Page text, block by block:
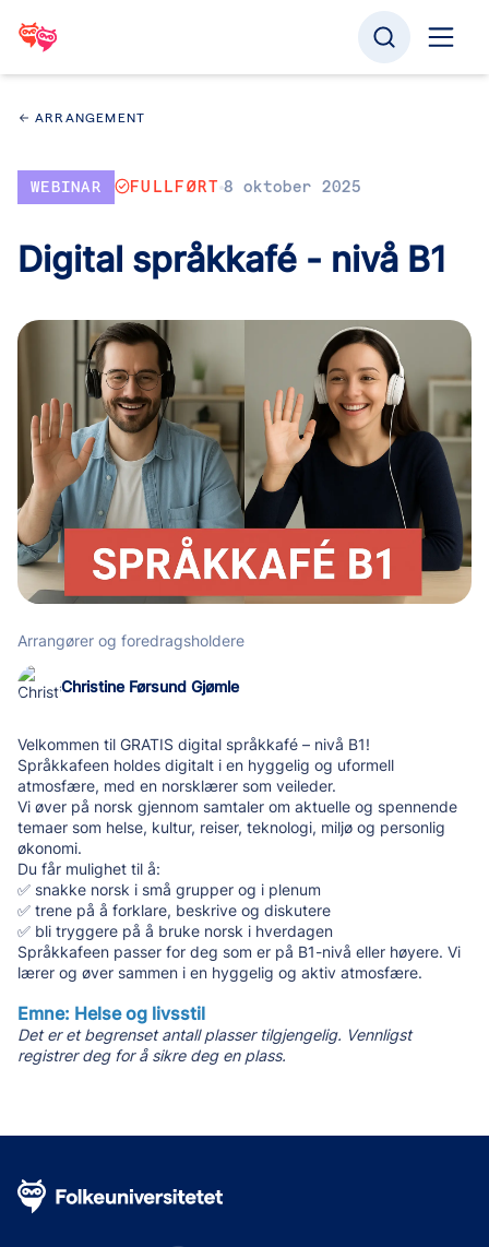
ARRANGEMENT
WEBINAR FULLFØRT 8 oktober 2025
Digital språkkafé - nivå B1
Arrangører og foredragsholdere
Christine Førsund Gjømle
Velkommen til GRATIS digital språkkafé – nivå B1!
Språkkafeen holdes digitalt i en hyggelig og uformell
atmosfære, med en norsklærer som veileder.
Vi øver på norsk gjennom samtaler om aktuelle og spennende
temaer som helse, kultur, reiser, teknologi, miljø og personlig
økonomi.
Du får mulighet til å:
✅ snakke norsk i små grupper og i plenum
✅ trene på å forklare, beskrive og diskutere
✅ bli tryggere på å bruke norsk i hverdagen
Språkkafeen passer for deg som er på B1-nivå eller høyere. Vi
lærer og øver sammen i en hyggelig og aktiv atmosfære.
Emne: Helse og livsstil
Det er et begrenset antall plasser tilgjengelig. Vennligst
registrer deg for å sikre deg en plass.